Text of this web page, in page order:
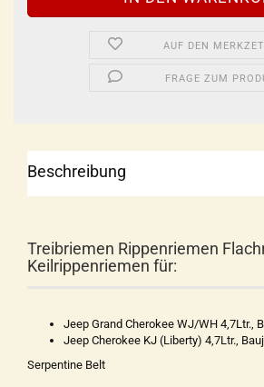
AUF DEN
FRAGE ZUM
Beschreibung
Treibriemen Rippenriemen
Keilrippenriemen für:
Jeep Grand Cherokee WJ/WH 4,7Ltr.,
Jeep Cherokee KJ (Liberty) 4,7Ltr.,
Serpentine Belt